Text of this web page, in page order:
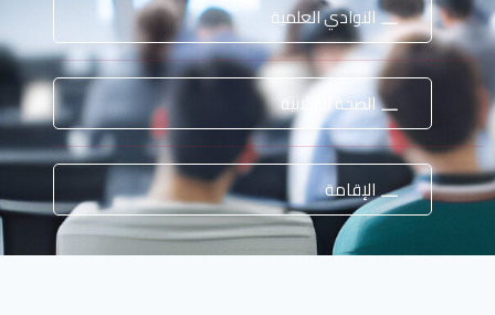
النوادي العلمية
الصحة الطلابية
الإقامة